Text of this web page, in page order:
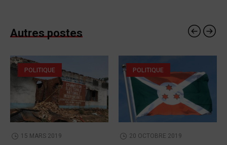
Autres postes
POLITIQUE
15 MARS 2019
POLITIQUE
20 OCTOBRE 2019